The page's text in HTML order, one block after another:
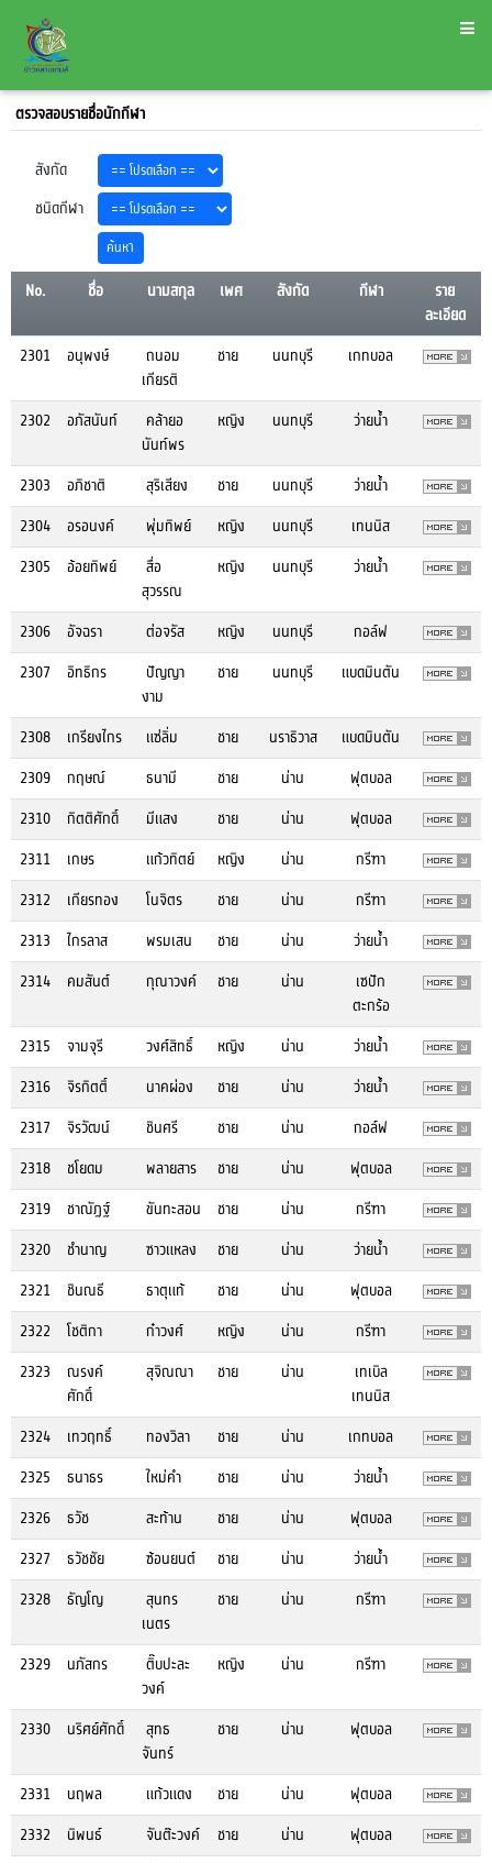
ตรวจสอบรายชื่อนักกีฬา
สังกัด
ชนิดกีฬา
No. ชื่อ นามสกุล เพศ สังกัด กีฬา
ราย
ละเอียด
2301
อนุพงษ์
ถนอม
เกียรติ
ชาย นนทบุรี เกทบอล
2302 อภัสนันท์
คล้ายอ
นันท์พร
หญิง นนทบุรี ว่ายน้ำ
2303 อภิชาติ สุริเสียง ชาย นนทบุรี
ว่ายน้ำ
2304
อรอนงค์ พุ่มทิพย์ หญิง นนทบุรี
เทนนิส
2305
อ้อยทิพย์
สื่อ
สุวรรณ
หญิง นนทบุรี ว่ายน้ำ
2306 อัจฉรา ต่อจรัส หญิง นนทบุรี
กอล์ฟ
2307
อิทธิกร
ปัญญา
งาม
ชาย นนทบุรี แบดมินตัน
2308 เกรียงไกร แซ่ลิ่ม ชาย นราธิวาส
แบดมินตัน
2309
กฤษณ์ ธนามี ชาย น่าน
ฟุตบอล
2310
กิตติศักดิ์ มีแสง ชาย น่าน
ฟุตบอล
2311
เกษร แก้วทิตย์ หญิง น่าน
กรีฑา
2312
เกียรทอง โนจิตร ชาย น่าน
กรีฑา
2313
ไกรลาส พรมเสน ชาย น่าน
ว่ายน้ำ
2314
คมสันต์ กุณาวงค์ ชาย น่าน
เซปัก
ตะกร้อ
2315
จามจุรี วงศ์สิทธิ์ หญิง น่าน
ว่ายน้ำ
2316
จิรกิตติ์ นาคผ่อง ชาย น่าน
ว่ายน้ำ
2317
จิรวัฒน์ ชินศรี ชาย น่าน
กอล์ฟ
2318
ชโยดม พลายสาร ชาย น่าน
ฟุตบอล
2319
ชาณัฏฐ์ ขันทะสอน ชาย น่าน
กรีฑา
2320
ชำนาญ ซาวแหลง ชาย น่าน
ว่ายน้ำ
2321
ชินณธี ธาตุแท้ ชาย น่าน
ฟุตบอล
2322
โชติกา ก๋าวงศ์ หญิง น่าน
กรีฑา
2323
ณรงค์
ศักดิ์
สุจิณณา ชาย น่าน
เทเบิล
เทนนิส
2324
เทวฤทธิ์ ทองวิลา ชาย น่าน
เกทบอล
2325
ธนาธร ใหม่คำ ชาย น่าน
ว่ายน้ำ
2326
ธวัช สะท้าน ชาย น่าน
ฟุตบอล
2327
ธวัชชัย ซ้อนยนต์ ชาย น่าน
ว่ายน้ำ
2328
ธัญโญ
สุนทร
เนตร
ชาย น่าน กรีฑา
2329 นภัสกร
ติ๊บปะละ
วงค์
หญิง น่าน กรีฑา
2330 นริศย์ศักดิ์
สุทธ
จันทร์
ชาย น่าน ฟุตบอล
2331 นฤพล แก้วแดง ชาย น่าน
ฟุตบอล
2332
นิพนธ์ จันต๊ะวงค์ ชาย น่าน
ฟุตบอล